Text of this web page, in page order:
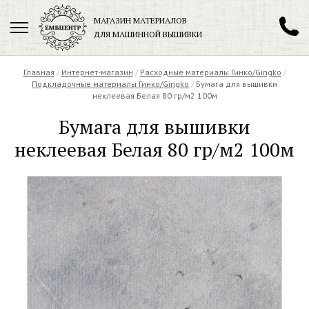
МАГАЗИН МАТЕРИАЛОВ
ДЛЯ МАШИННОЙ ВЫШИВКИ
+7 (901) 271-89-89
Заказать обратный звонок
Главная / Интернет-магазин / Расходные материалы Гинко/Gingko /
Подкладочные материалы Гинко/Gingko / Бумага для вышивки
неклеевая Белая 80 гр/м2 100м
Бумага для вышивки
неклеевая Белая 80 гр/м2 100м